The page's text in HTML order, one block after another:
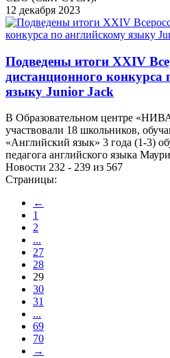
12 декабря 2023
Подведены итоги XXIV
дистанционного конкурса
языку Junior Jack
В Образовательном центре
участвовали 18 школьников,
«Английский язык» 3 года (1-3)
педагога английского языка
Новости 232 - 239 из 567
Страницы:
←
1
2
...
27
28
29
30
31
...
69
70
→